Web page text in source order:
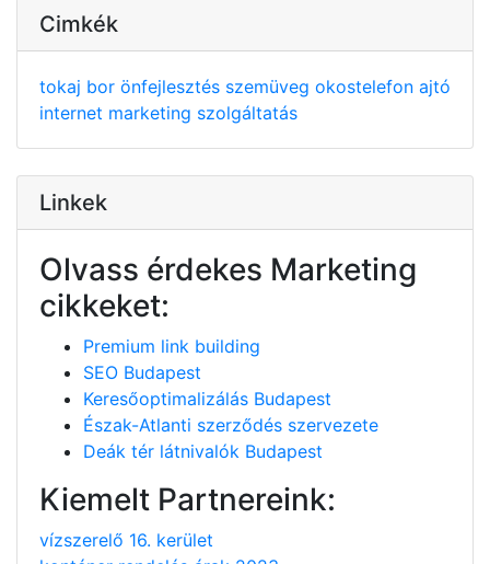
Cimkék
tokaj bor önfejlesztés szemüveg okostelefon ajtó
internet marketing szolgáltatás
Linkek
Olvass érdekes Marketing
cikkeket:
Premium link building
SEO Budapest
Keresőoptimalizálás Budapest
Észak-Atlanti szerződés szervezete
Deák tér látnivalók Budapest
Kiemelt Partnereink:
vízszerelő 16. kerület